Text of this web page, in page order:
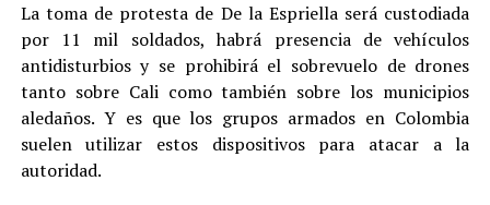
La toma de protesta de De la Espriella será custodiada
por 11 mil soldados, habrá presencia de vehículos
antidisturbios y se prohibirá el sobrevuelo de drones
tanto sobre Cali como también sobre los municipios
aledaños. Y es que los grupos armados en Colombia
suelen utilizar estos dispositivos para atacar a la
autoridad.